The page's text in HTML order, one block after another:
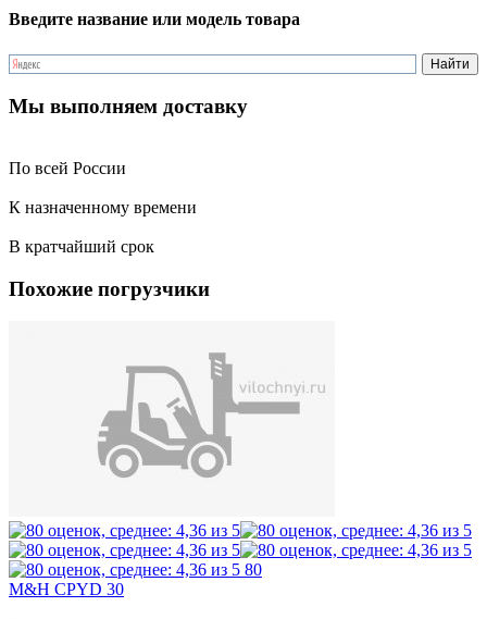
Введите название или модель товара
Мы выполняем доставку
По всей России
К назначенному времени
В кратчайший срок
Похожие погрузчики
80
M&H CPYD 30